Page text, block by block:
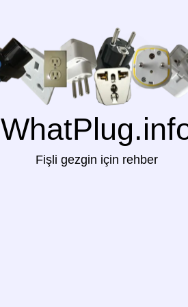
Fişli gezgin için rehber